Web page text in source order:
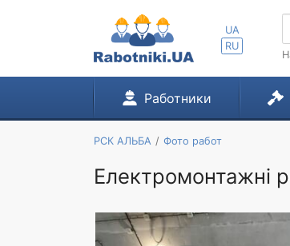
UA
RU
Работники
РСК АЛЬБА Фото работ
Електромонтажні